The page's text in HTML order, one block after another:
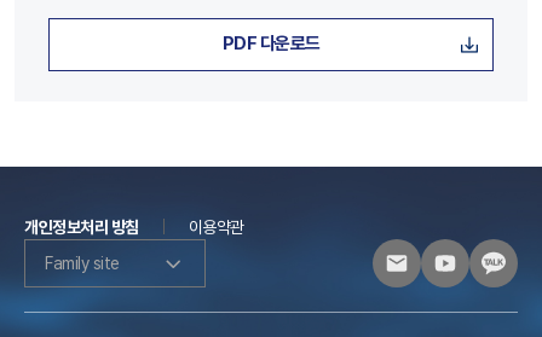
PDF 다운로드
개인정보처리 방침
이용약관
Family site